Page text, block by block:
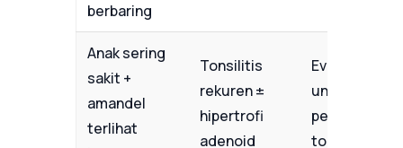
berbaring
Anak sering
sakit +
amandel
terlihat
Tonsilitis
rekuren ±
hipertrofi
adenoid
Evaluasi THT
untuk
tonsilektomi